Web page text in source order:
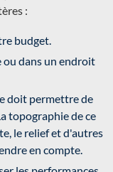
:
budget.
ou dans un endroit
doit permettre de
topographie de ce
le relief et d'autres
en compte.